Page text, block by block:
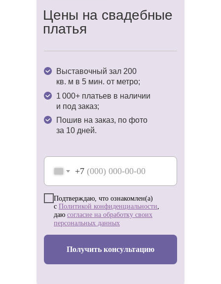
Доверьте нам заботы о вашем образе
Цены на свадебные
платья
+7
Подтверждаю, что ознакомлен(а)
с Политикой конфиденциальности,
даю согласие на обработку своих
персональных данных
Получить консультацию
Выставочный зал 200
кв. м в 5 мин. от метро;
1 000+ платьев в наличии
и под заказ;
Пошив на заказ, по фото
за 10 дней.